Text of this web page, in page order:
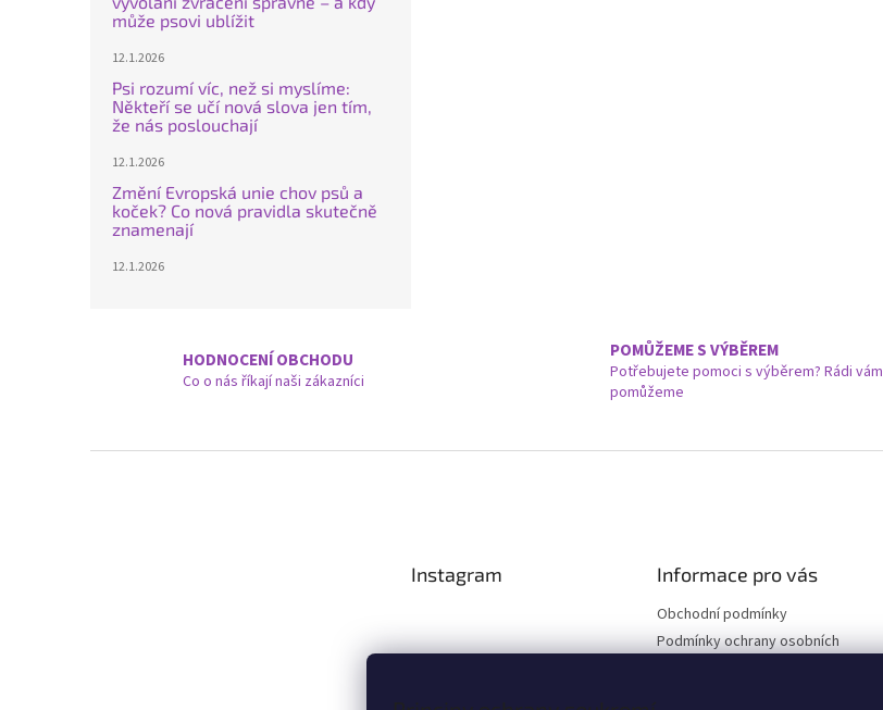
může psovi ublížit
12.1.2026
Psi rozumí víc, než si myslíme:
Někteří se učí nová slova jen tím,
že nás poslouchají
12.1.2026
Změní Evropská unie chov psů a
koček? Co nová pravidla skutečně
znamenají
12.1.2026
HODNOCENÍ OBCHODU
Co o nás říkají naši zákazníci
POMŮŽEME S VÝBĚREM
Potřebujete pomoci s výběrem? Rádi vám
pomůžeme
Instagram Informace pro vás
Obchodní podmínky
Podmínky ochrany osobních